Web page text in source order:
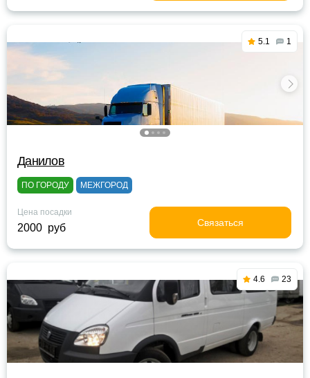
5.1 1
Данилов
ПО ГОРОДУ МЕЖГОРОД
Цена посадки
2000 руб Связаться
4.6 23